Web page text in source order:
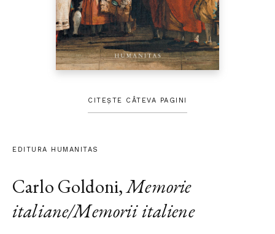
CITEȘTE CÂTEVA PAGINI
EDITURA HUMANITAS
Carlo Goldoni,Memorie
italiane/Memorii italiene